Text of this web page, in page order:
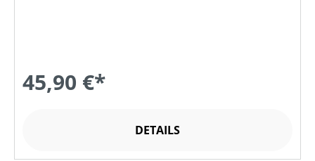
45,90 €*
DETAILS